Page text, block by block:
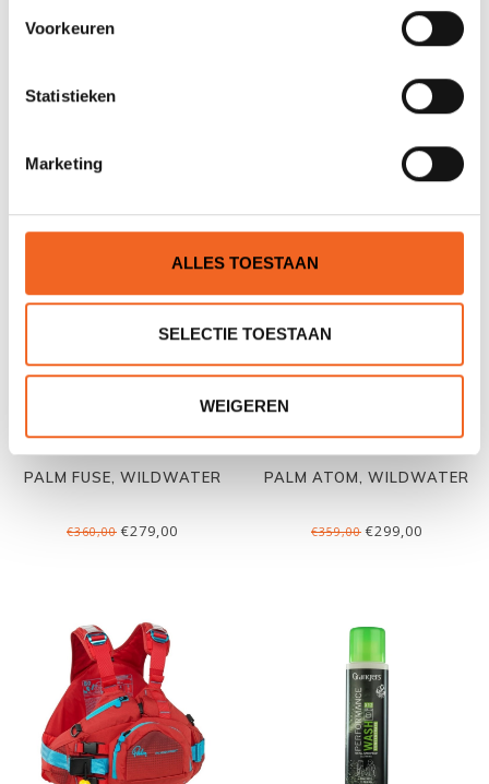
Voorkeuren
Statistieken
Marketing
ALLES TOESTAAN
SELECTIE TOESTAAN
WEIGEREN
GERELATEERDE PRODUCTEN
PALM FUSE, WILDWATER
€360,00 €279,00
PALM ATOM, WILDWATER
€359,00 €299,00